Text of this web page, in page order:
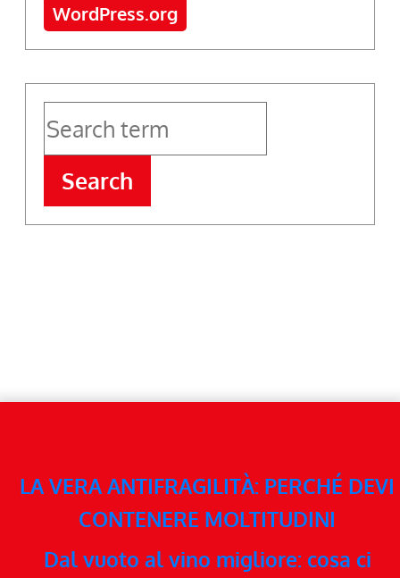
WordPress.org
Search
LA VERA ANTIFRAGILITÀ: PERCHÉ DEVI
CONTENERE MOLTITUDINI
Dal vuoto al vino migliore: cosa ci